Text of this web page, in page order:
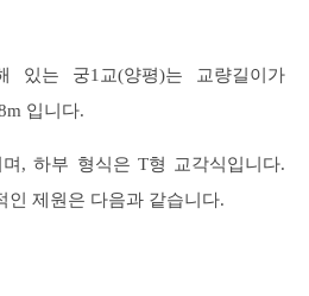
있는 궁1교(양평)는 교량길이가
입니다.
, 하부 형식은 T형 교각식입니다.
인 제원은 다음과 같습니다.